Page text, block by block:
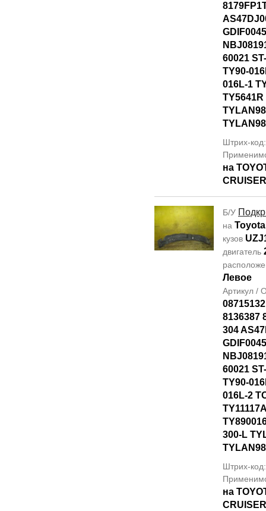
60021
TY90-
016L-1
Штрих-
на
Б/У
на
кузов
двигатель
Левое
Артикул /
8136387
304
60021
TY90-
016L-2
300-L
Штрих-
на